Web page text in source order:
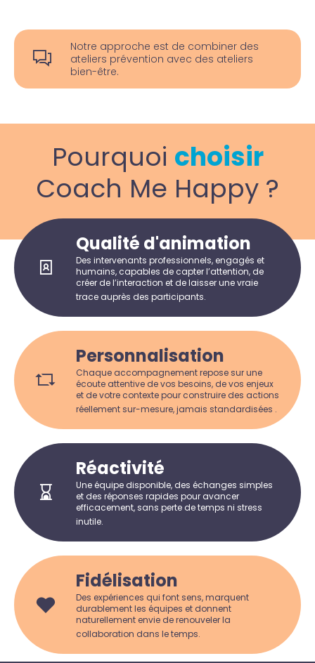
Notre approche est de combiner des
ateliers prévention avec des ateliers
bien-être.
Pourquoi choisir
Coach Me Happy ?
Qualité d'animation
Des intervenants professionnels, engagés et
humains, capables de capter l’attention, de
créer de l’interaction et de laisser une vraie
trace auprès des participants.
Personnalisation
Chaque accompagnement repose sur une
écoute attentive de vos besoins, de vos enjeux
et de votre contexte pour construire des actions
réellement sur-mesure, jamais standardisées .
Réactivité
Une équipe disponible, des échanges simples
et des réponses rapides pour avancer
efficacement, sans perte de temps ni stress
inutile.
Fidélisation
Des expériences qui font sens, marquent
durablement les équipes et donnent
naturellement envie de renouveler la
collaboration dans le temps.